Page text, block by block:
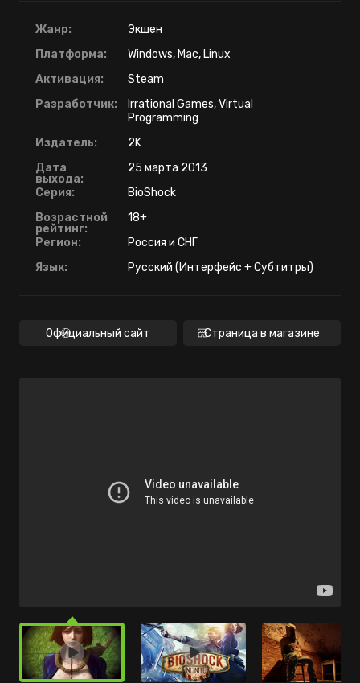
Жанр:
Экшен
Платформа:
Windows, Mac, Linux
Активация:
Steam
Разработчик:
Irrational Games, Virtual
Programming
Издатель:
2K
Дата
выхода:
25 марта 2013
Серия:
BioShock
Возрастной
рейтинг:
18+
Регион:
Россия и СНГ
Язык:
Русский (Интерфейс + Субтитры)
Официальный сайт Страница в магазине